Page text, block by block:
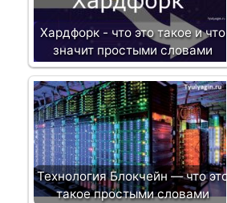
и
Хардфорк - что это такое и что
значит простыми словами
Технология Блокчейн — что это
такое простыми словами